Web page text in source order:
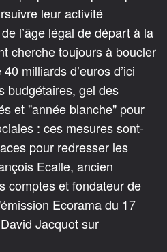
leur activité
l’âge légal de départ à la
cherche toujours à boucler
milliards d’euros d’ici
budgétaires, gel des
et "année blanche" pour
: ces mesures sont-
pour redresser les
Ecalle, ancien
comptes et fondateur de
Ecorama du 17
Jacquot sur